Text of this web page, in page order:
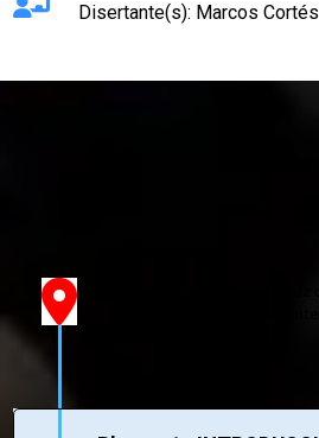
Disertante(s): Marcos Cortés